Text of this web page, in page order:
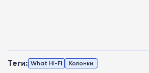
Теги: What Hi-FI Колонки